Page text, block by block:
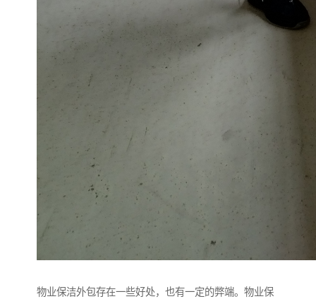
物业保洁外包存在一些好处，也有一定的弊端。物业保